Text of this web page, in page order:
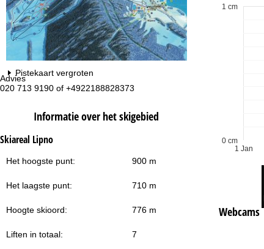
Advies
020 713 9190 of +4922188828373
Pistekaart vergroten
Informatie over het skigebied
Skiareal Lipno
Het hoogste punt: 900 m
Het laagste punt: 710 m
Hoogte skioord: 776 m
Liften in totaal: 7
1 Jan
0 cm
1 cm
Webcams